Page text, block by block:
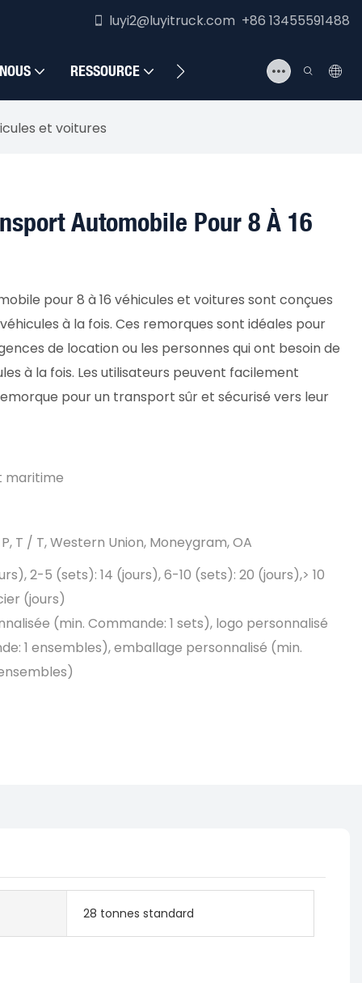
luyi2@luyitruck.com +86 13455591488
RESSOURCE NOUS CONTACTER
et voitures
Automobile Pour 8 À 16
pour 8 à 16 véhicules et voitures sont conçues
à la fois. Ces remorques sont idéales pour
de location ou les personnes qui ont besoin de
à la fois. Les utilisateurs peuvent facilement
pour un transport sûr et sécurisé vers leur
maritime
T / T, Western Union, Moneygram, OA
2-5 (sets): 14 (jours), 6-10 (sets): 20 (jours),> 10
(jours)
(min. Commande: 1 sets), logo personnalisé
1 ensembles), emballage personnalisé (min.
28 tonnes standard